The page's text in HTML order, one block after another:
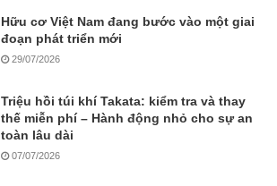
Hữu cơ Việt Nam đang bước vào một giai
đoạn phát triển mới
29/07/2026
Triệu hồi túi khí Takata: kiểm tra và thay
thế miễn phí – Hành động nhỏ cho sự an
toàn lâu dài
07/07/2026